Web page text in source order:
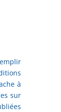
à
sur